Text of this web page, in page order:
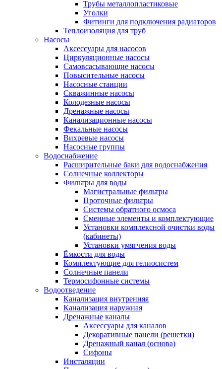
Трубы металлопластиковые
Уголки
Фитинги для подключения радиаторов
Теплоизоляция для труб
Насосы
Аксессуары для насосов
Циркуляционные насосы
Самовсасывающие насосы
Повысительные насосы
Насосные станции
Скважинные насосы
Колодезные насосы
Дренажные насосы
Канализационные насосы
Фекальные насосы
Вихревые насосы
Насосные группы
Водоснабжение
Расширительные баки для водоснабжения
Солнечные коллекторы
Фильтры для воды
Магистральные фильтры
Проточные фильтры
Системы обратного осмоса
Сменные элементы и комплектующие
Установки комплексной очистки воды
(кабинеты)
Установки умягчения воды
Ёмкости для воды
Комплектующие для гелиосистем
Солнечные панели
Термосифонные системы
Водоотведение
Канализация внутренняя
Канализация наружная
Дренажные каналы
Аксессуары для каналов
Декоративные панели (решетки)
Дренажный канал (основа)
Сифоны
Инсталяции